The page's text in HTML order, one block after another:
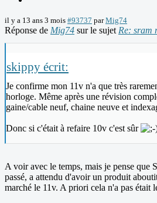
il y a 13 ans 3 mois #93737 parMig74
Réponse de Mig74 sur le sujet Re: sram
skippy écrit:
Je confirme mon 11v n'a que très
horloge. Même après une révision
gaine/cable neuf, chaine neuve et
Donc si c'était à refaire 10v c'est sûr
A voir avec le temps, mais je pense que
passé, a attendu d'avoir un produit
marché le 11v. A priori cela n'a pas était